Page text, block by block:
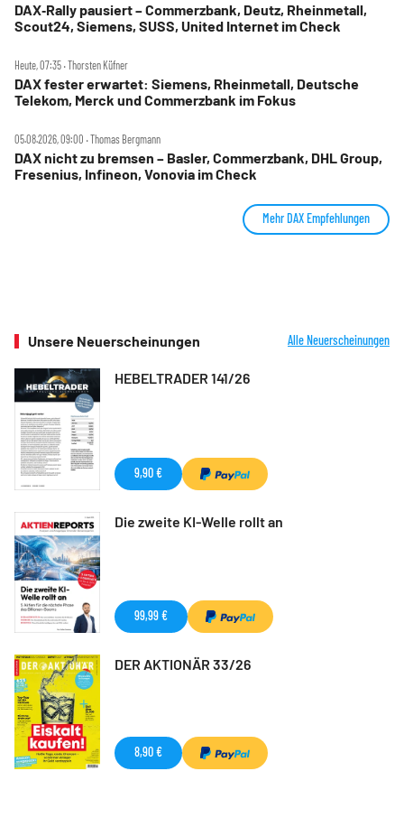
DAX‑Rally pausiert – Commerzbank, Deutz, Rheinmetall,
Scout24, Siemens, SUSS, United Internet im Check
Heute, 07:35 ‧ Thorsten Küfner
DAX fester erwartet: Siemens, Rheinmetall, Deutsche
Telekom, Merck und Commerzbank im Fokus
05.08.2026, 09:00 ‧ Thomas Bergmann
DAX nicht zu bremsen – Basler, Commerzbank, DHL Group,
Fresenius, Infineon, Vonovia im Check
Mehr DAX Empfehlungen
Unsere Neuerscheinungen Alle Neuerscheinungen
HEBELTRADER 141/26
9,90 €
Die zweite KI-Welle rollt an
99,99 €
DER AKTIONÄR 33/26
8,90 €